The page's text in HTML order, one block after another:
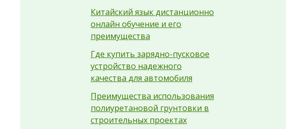
Китайский язык дистанционно
онлайн обучение и его
преимущества
Где купить зарядно-пусковое
устройство надежного
качества для автомобиля
Преимущества использования
полиуретановой грунтовки в
строительных проектах